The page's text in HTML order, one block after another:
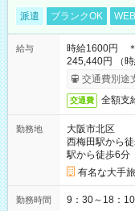
派遣 ブランクOK
給与
時給1600円
245,440円 （
交通費別途
交通費 全額支
勤務地
大阪市北区
西梅田駅から
駅から徒歩6分
有名な大手
勤務時間 9：30～18：